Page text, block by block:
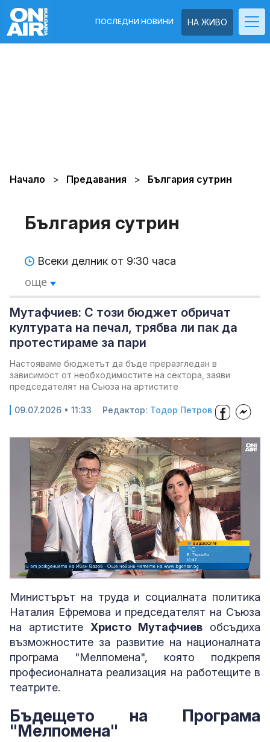
НА ЖИВО
ПОСЛЕДНИ НОВИНИ
Начало Предавания България сутрин
България сутрин
Всеки делник от 9:30 часа
още
Мутафчиев: С този бюджет обричат
културата на печал, трябва ли пак да
протестираме за пари
Настояваме бюджетът да бъде преразгледан в
зависимост от необходимостите на сектора, заяви
председателят на Съюза на артистите
09.07.2026 • 11:33 Редактор: Тодор Петров
Unmute Loaded:
4.86%
Министърът на труда и социалната политика
Наталия Ефремова и председателят на Съюза
на артистите Христо Мутафчиевобсъдиха
възможностите за развитие на националната
програма "Мелпомена", която подкрепя
професионалната реализация на работещите в
театрите.
Бъдещето на Програма
"Мелпомена"